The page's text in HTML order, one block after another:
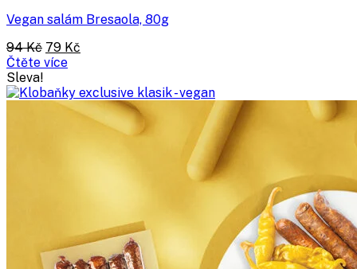
Vegan salám Bresaola, 80g
94Kč Původní
cena
94 Kč.
79 Kč
79 Kč.
Čtěte více
Sleva!